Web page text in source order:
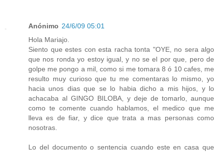
Anónimo 24/6/09 05:01
Hola Mariajo.
Siento que estes con esta racha tonta "OYE, no sera algo
que nos ronda yo estoy igual, y no se el por que, pero de
golpe me pongo a mil, como si me tomara 8 ó 10 cafes, me
resulto muy curioso que tu me comentaras lo mismo, yo
hacia unos dias que se lo habia dicho a mis hijos, y lo
achacaba al GINGO BILOBA, y deje de tomarlo, aunque
como te comente cuando hablamos, el medico que me
lleva es de fiar, y dice que trata a mas personas como
nosotras.
Lo del documento o sentencia cuando este en casa que